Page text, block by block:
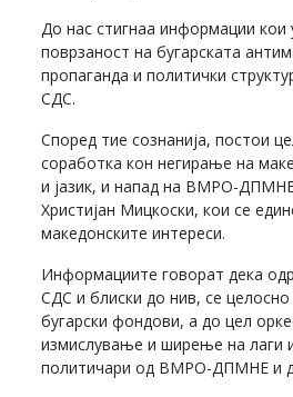
До нас стигнаа информации кои
поврзаност на бугарската
пропаганда и политички
СДС.
Според тие сознанија, постои
соработка кон негирање на
и јазик, и напад на ВМРО-
Христијан Мицкоски, кои се
македонските интереси.
Информациите говорат дека
СДС и блиски до нив, се
бугарски фондови, а до цел
измислување и ширење на лаги
политичари од ВМРО-ДПМНЕ и